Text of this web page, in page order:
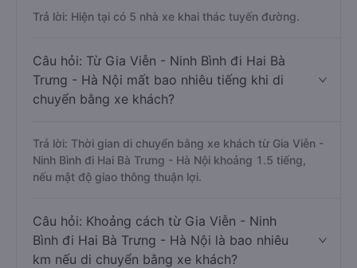
Trả lời: Hiện tại có 5 nhà xe khai thác tuyến đường.
Câu hỏi: Từ Gia Viễn - Ninh Bình đi Hai Bà
Trưng - Hà Nội mất bao nhiêu tiếng khi di
chuyển bằng xe khách?
Trả lời: Thời gian di chuyển bằng xe khách từ Gia Viễn -
Ninh Bình đi Hai Bà Trưng - Hà Nội khoảng 1.5 tiếng,
nếu mật độ giao thông thuận lợi.
Câu hỏi: Khoảng cách từ Gia Viễn - Ninh
Bình đi Hai Bà Trưng - Hà Nội là bao nhiêu
km nếu di chuyển bằng xe khách?